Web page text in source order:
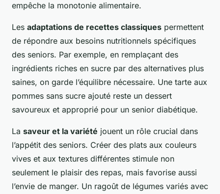
empêche la monotonie alimentaire.
Les adaptations de recettes classiques permettent
de répondre aux besoins nutritionnels spécifiques
des seniors. Par exemple, en remplaçant des
ingrédients riches en sucre par des alternatives plus
saines, on garde l’équilibre nécessaire. Une tarte aux
pommes sans sucre ajouté reste un dessert
savoureux et approprié pour un senior diabétique.
La saveur et la variété jouent un rôle crucial dans
l’appétit des seniors. Créer des plats aux couleurs
vives et aux textures différentes stimule non
seulement le plaisir des repas, mais favorise aussi
l’envie de manger. Un ragoût de légumes variés avec